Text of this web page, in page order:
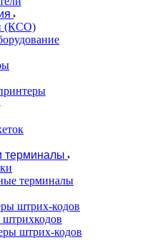
(КСО)
терминалы
терминалы
штрих-кодов
штрих-кодов